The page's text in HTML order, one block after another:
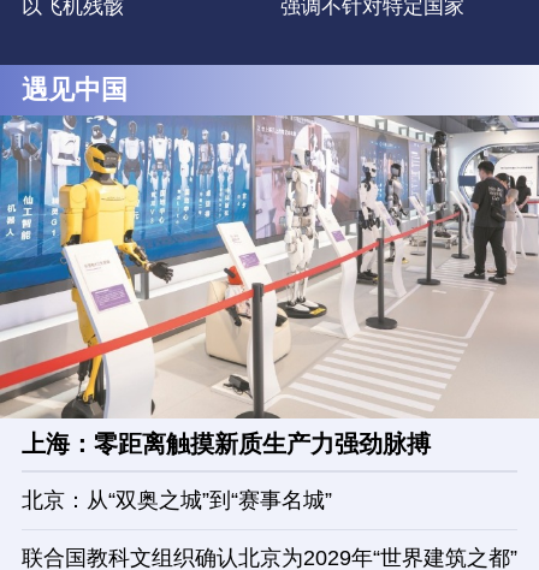
以飞机残骸
强调不针对特定国家
遇见中国
上海：零距离触摸新质生产力强劲脉搏
北京：从“双奥之城”到“赛事名城”
联合国教科文组织确认北京为2029年“世界建筑之都”